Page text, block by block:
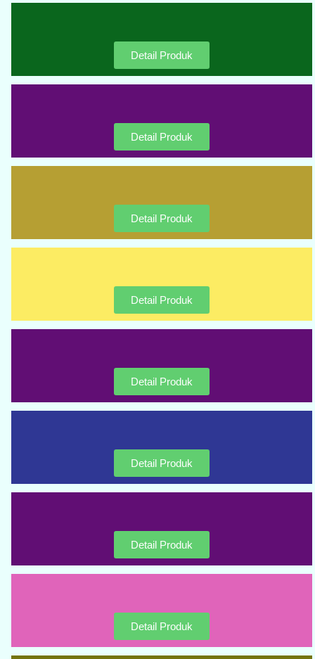
Detail Produk
Detail Produk
Detail Produk
Detail Produk
Detail Produk
Detail Produk
Detail Produk
Detail Produk